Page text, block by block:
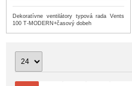
Dekoratívne ventilátory typová rada Vents
100 T-MODERN+časový dobeh